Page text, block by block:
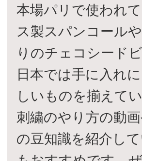
本場パリで使われ
ス製スパンコール
りのチェコシード
日本では手に入れ
しいものを揃えてい
刺繍のやり方の動
の豆知識を紹介し